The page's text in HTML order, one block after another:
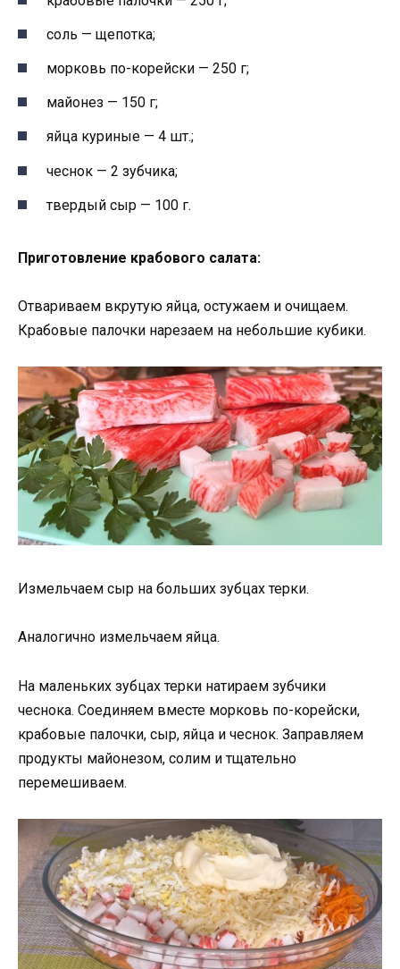
соль — щепотка;
морковь по-корейски — 250 г;
майонез — 150 г;
яйца куриные — 4 шт.;
чеснок — 2 зубчика;
твердый сыр — 100 г.
Приготовление крабового салата:
Отвариваем вкрутую яйца, остужаем и очищаем.
Крабовые палочки нарезаем на небольшие кубики.
Измельчаем сыр на больших зубцах терки.
Аналогично измельчаем яйца.
На маленьких зубцах терки натираем зубчики
чеснока. Соединяем вместе морковь по-корейски,
крабовые палочки, сыр, яйца и чеснок. Заправляем
продукты майонезом, солим и тщательно
перемешиваем.